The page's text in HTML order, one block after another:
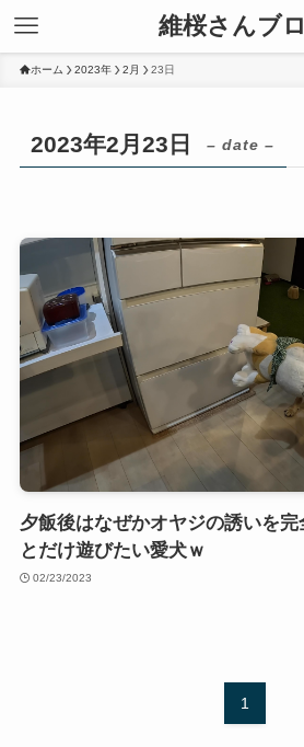
維桜さんブ
ホーム 2023年 2月 23日
2023年2月23日 – date –
夕飯後はなぜかオヤジの誘いを
とだけ遊びたい愛犬ｗ
02/23/2023
1